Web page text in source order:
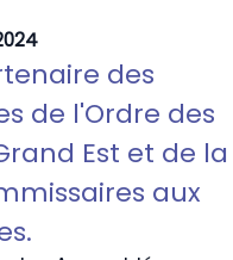
des
de l'Ordre des
Est et de la
aux